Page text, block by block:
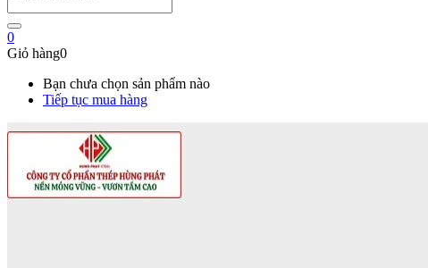
0
Giỏ hàng0
Bạn chưa chọn sản phẩm nào
Tiếp tục mua hàng